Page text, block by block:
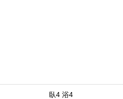
臥4 浴4